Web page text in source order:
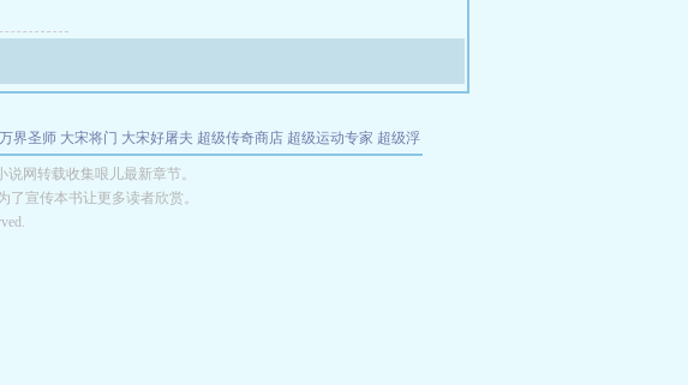
万界圣师 大宋将门 大宋好屠夫 超级传奇商店 超级运动专家 超级浮
王 怪物聊天群 某美漫的特工
网转载收集哏儿最新章节。
宣传本书让更多读者欣赏。